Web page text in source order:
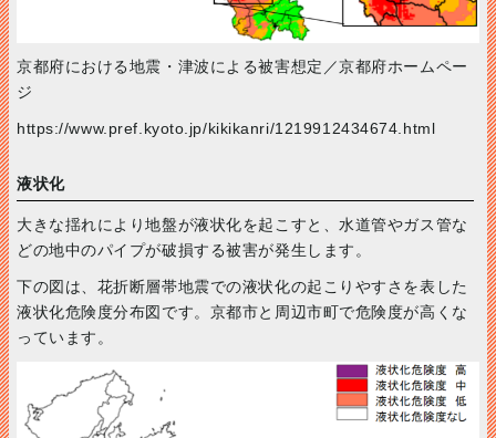
京都府における地震・津波による被害想定／京都府ホームペー
ジ
https://www.pref.kyoto.jp/kikikanri/1219912434674.html
液状化
大きな揺れにより地盤が液状化を起こすと、水道管やガス管な
どの地中のパイプが破損する被害が発生します。
下の図は、花折断層帯地震での液状化の起こりやすさを表した
液状化危険度分布図です。京都市と周辺市町で危険度が高くな
っています。